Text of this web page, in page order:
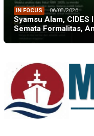
IN FOCUS 06/08/2026
Syamsu Alam, CIDES
Semata Formalitas,